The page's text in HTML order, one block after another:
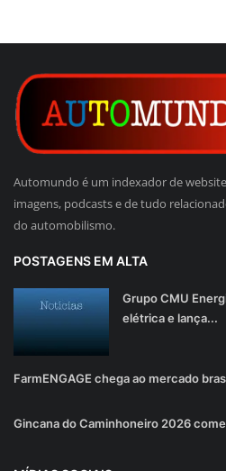
Automundo é um indexador de
imagens, podcasts e de tudo
do automobilismo.
POSTAGENS EM ALTA
Grupo CMU
elétrica e lança...
FarmENGAGE chega ao mercado
Gincana do Caminhoneiro 2026